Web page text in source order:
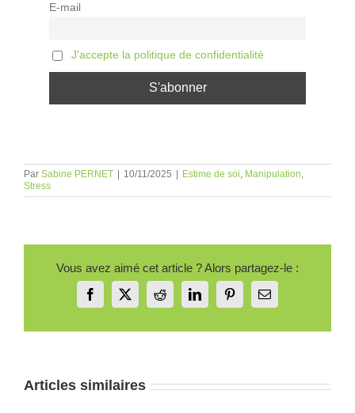
E-mail
J'accepte la politique de confidentialité
Par Sabine PERNET | 10/11/2025 | Estime de soi Manipulation
Stress
Vous avez aimé cet article ? Alors partagez-le :
Facebook
X RedditLinkedInPinterestEmail
Articles similaires